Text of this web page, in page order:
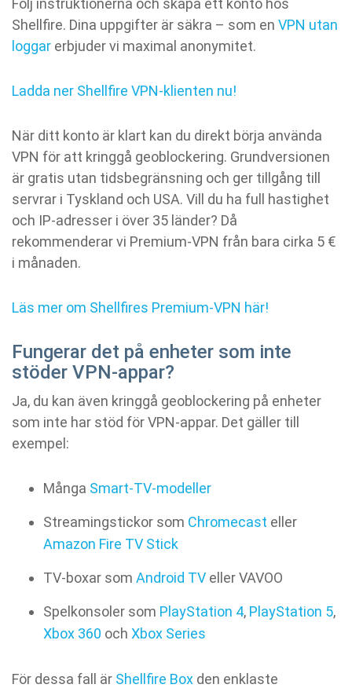
Följ instruktionerna och skapa ett konto hos
Shellfire. Dina uppgifter är säkra – som en VPN utan
loggar erbjuder vi maximal anonymitet.
Ladda ner Shellfire VPN-klienten nu!
När ditt konto är klart kan du direkt börja använda
VPN för att kringgå geoblockering. Grundversionen
är gratis utan tidsbegränsning och ger tillgång till
servrar i Tyskland och USA. Vill du ha full hastighet
och IP-adresser i över 35 länder? Då
rekommenderar vi Premium-VPN från bara cirka 5 €
i månaden.
Läs mer om Shellfires Premium-VPN här!
Fungerar det på enheter som inte
stöder VPN-appar?
Ja, du kan även kringgå geoblockering på enheter
som inte har stöd för VPN-appar. Det gäller till
exempel:
Många Smart-TV-modeller
Streamingstickor som Chromecast eller
Amazon Fire TV Stick
TV-boxar som Android TV eller VAVOO
Spelkonsoler som PlayStation 4, PlayStation 5,
Xbox 360 och Xbox Series
För dessa fall är Shellfire Box den enklaste